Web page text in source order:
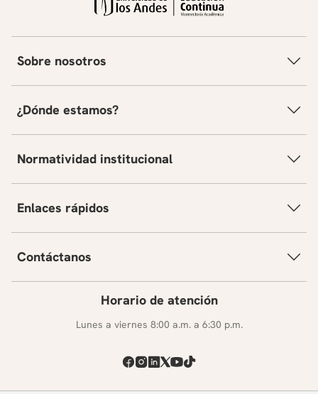
Sobre nosotros
¿Dónde estamos?
Normatividad institucional
Enlaces rápidos
Contáctanos
Horario de atención
Lunes a viernes 8:00 a.m. a 6:30 p.m.